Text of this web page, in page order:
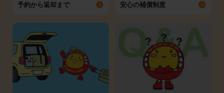
予約から返却まで 安心の補償制度